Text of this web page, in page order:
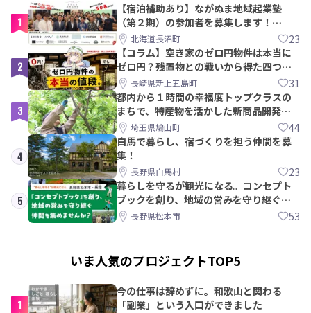
1
【宿泊補助あり】ながぬま地域起業塾
（第２期）の参加者を募集します！
【8/21〆】
北海道長沼町 23
2
【コラム】空き家のゼロ円物件は本当に
ゼロ円？残置物との戦いから得た四つの
教訓｜新上五島町
長崎県新上五島町 31
3
都内から１時間の幸福度トップクラスの
まちで、特産物を活かした新商品開発＆
PRメンバー募集！
埼玉県鳩山町 44
4
白馬で暮らし、宿づくりを担う仲間を募
集！
長野県白馬村 23
5
暮らしを守るが観光になる。コンセプト
ブックを創り、地域の営みを守り継ぐ仲
間を集めませんか？
長野県松本市 53
いま人気のプロジェクトTOP5
1
今の仕事は辞めずに。和歌山と関わる
「副業」という入口ができました